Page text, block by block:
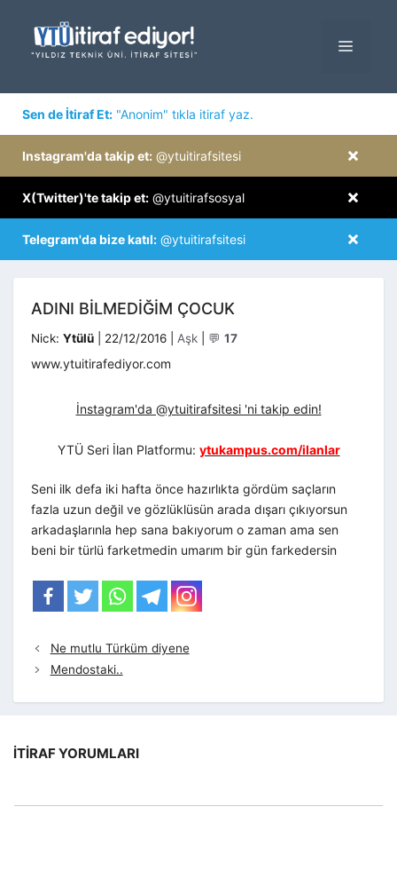
MENÜ
Sen de İtiraf Et: "Anonim" tıkla itiraf yaz.
×
Instagram'da takip et: @ytuitirafsitesi
×
X(Twitter)'te takip et: @ytuitirafsosyal
×
Telegram'da bize katıl: @ytuitirafsitesi
ADINI BILMEDIĞIM ÇOCUK
Nick: Ytülü 22/12/2016 Kategoriler
Aşk 💬 17
www.ytuitirafediyor.com
İnstagram'da @ytuitirafsitesi 'ni takip edin!
YTÜ Seri İlan Platformu: ytukampus.com/ilanlar
Seni ilk defa iki hafta önce hazırlıkta gördüm saçların
fazla uzun değil ve gözlüklüsün arada dışarı çıkıyorsun
arkadaşlarınla hep sana bakıyorum o zaman ama sen
beni bir türlü farketmedin umarım bir gün farkedersin
Ne mutlu Türküm diyene
Mendostaki..
İTIRAF YORUMLARI